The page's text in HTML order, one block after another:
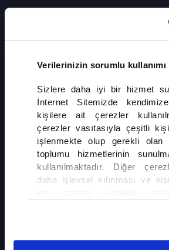
Verilerinizin sorumlu kullanımı
Sizlere daha iyi bir hizmet
İnternet Sitemizde
kişilere ait çerezler
çerezler vasıtasıyla çeşitli
işlenmekte olup gerekli olan
toplumu hizmetlerinin
kullanılmaktadır. Diğer
daha işlevsel kılınması ve
olarak açık rızanız dahilinde
Almanya'da milyonlarca emekliyi
resmen onaylandı. Yapılan zam ile
artırılacak. Yaklaşık 22 milyon emekli,
itibaren zamlı maaş almaya başlayacak.
İLGİNİZİ ÇEKEBİLİR